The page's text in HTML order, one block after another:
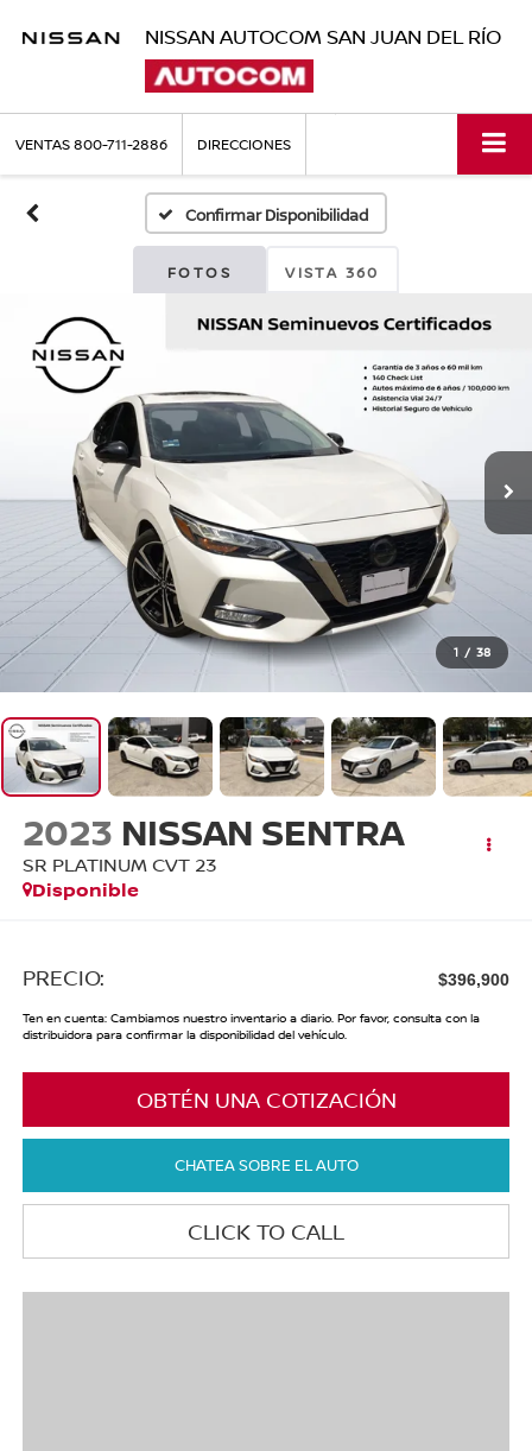
NISSAN AUTOCOM SAN JUAN DEL RÍO
VENTAS800-711-2886 DIRECCIONES
Confirmar Disponibilidad
FOTOS VISTA 360
1 / 38
2023 NISSAN SENTRA
SR PLATINUM CVT 23
Disponible
PRECIO: $396,900
Ten en cuenta: Cambiamos nuestro inventario a diario. Por favor, consulta con la
distribuidora para confirmar la disponibilidad del vehículo.
OBTÉN UNA COTIZACIÓN
CHATEA SOBRE EL AUTO
CLICK TO CALL